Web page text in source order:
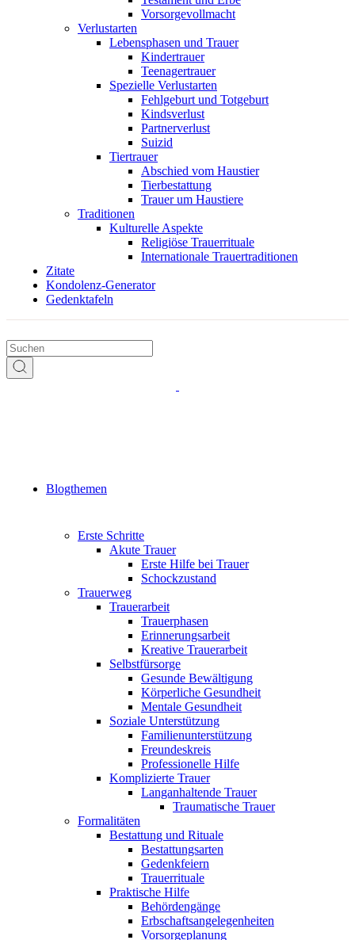
Vorsorgevollmacht
Verlustarten
Lebensphasen und Trauer
Kindertrauer
Teenagertrauer
Spezielle Verlustarten
Fehlgeburt und Totgeburt
Kindsverlust
Partnerverlust
Suizid
Tiertrauer
Abschied vom Haustier
Tierbestattung
Trauer um Haustiere
Traditionen
Kulturelle Aspekte
Religiöse Trauerrituale
Internationale Trauertraditionen
Zitate
Kondolenz-Generator
Gedenktafeln
Blogthemen
Erste Schritte
Akute Trauer
Erste Hilfe bei Trauer
Schockzustand
Trauerweg
Trauerarbeit
Trauerphasen
Erinnerungsarbeit
Kreative Trauerarbeit
Selbstfürsorge
Gesunde Bewältigung
Körperliche Gesundheit
Mentale Gesundheit
Soziale Unterstützung
Familienunterstützung
Freundeskreis
Professionelle Hilfe
Komplizierte Trauer
Langanhaltende Trauer
Traumatische Trauer
Formalitäten
Bestattung und Rituale
Bestattungsarten
Gedenkfeiern
Trauerrituale
Praktische Hilfe
Behördengänge
Erbschaftsangelegenheiten
Vorsorgeplanung